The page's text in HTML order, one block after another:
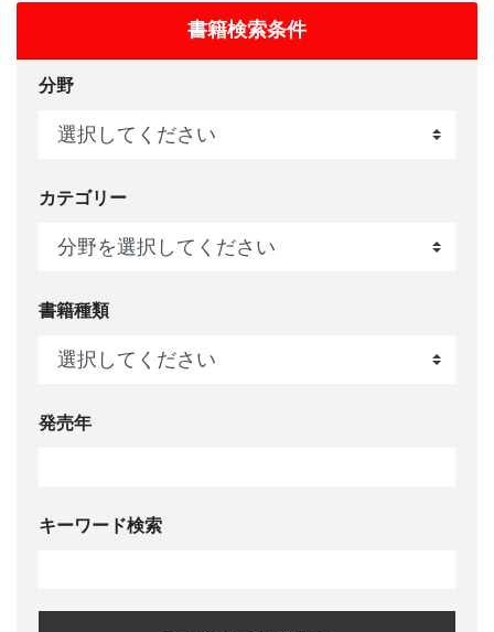
書籍検索条件
分野
カテゴリー
書籍種類
発売年
キーワード検索